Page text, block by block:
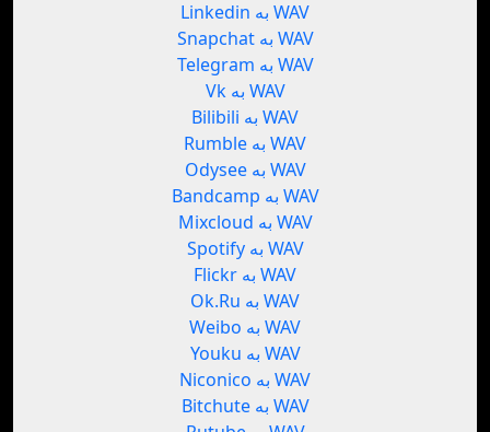
Linkedin به WAV
Snapchat به WAV
Telegram به WAV
Vk به WAV
Bilibili به WAV
Rumble به WAV
Odysee به WAV
Bandcamp به WAV
Mixcloud به WAV
Spotify به WAV
Flickr به WAV
Ok.Ru به WAV
Weibo به WAV
Youku به WAV
Niconico به WAV
Bitchute به WAV